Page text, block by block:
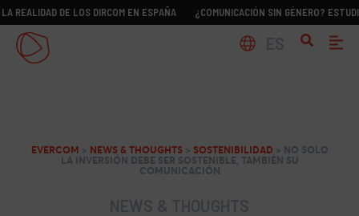
DE LOS DIRCOM EN ESPAÑA ¿COMUNICACIÓN SIN GÉNERO? ESTUDIO
EVERCOM > NEWS & THOUGHTS> SOSTENIBILIDAD > NO SOLO
LA INVERSIÓN DEBE SER SOSTENIBLE, TAMBIÉN SU
COMUNICACIÓN